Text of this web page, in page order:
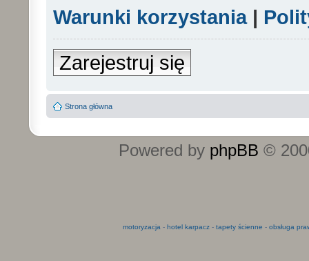
Warunki korzystania|
Zarejestruj się
Strona główna
Powered by phpBB ©
motoryzacja - hotel karpacz- tapety ścienne - obsługa